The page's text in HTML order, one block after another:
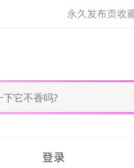
永久发布页收
登录